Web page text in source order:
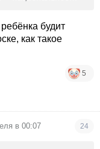
наравне с
будит
как такое
5
в 00:07 24